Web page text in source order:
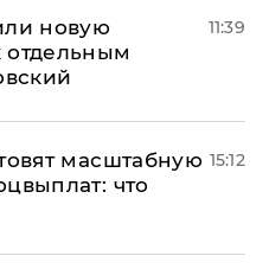
новую
11:39
масштабную
что
15:12